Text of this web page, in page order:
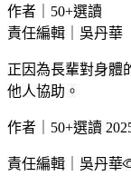
作者｜50+選讀
責任編輯｜吳丹華
正因為長輩對身體
他人協助。
作者｜50+選讀
責任編輯｜吳丹華